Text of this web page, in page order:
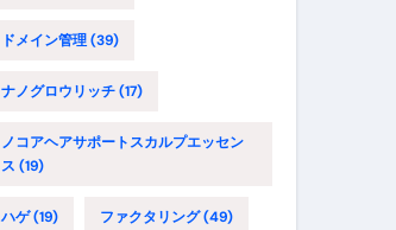
ドメイン管理(39)
ナノグロウリッチ(17)
ノコアヘアサポートスカルプエッセン
ス (19)
ハゲ(19) ファクタリング(49)